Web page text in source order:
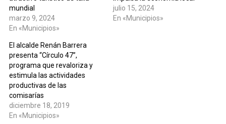
mundial
marzo 9, 2024
En «Municipios»
julio 15, 2024
En «Municipios»
El alcalde Renán Barrera
presenta “Círculo 47”,
programa que revaloriza y
estimula las actividades
productivas de las
comisarías
diciembre 18, 2019
En «Municipios»